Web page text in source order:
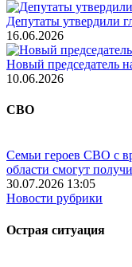
Депутаты утвердили
16.06.2026
Новый председатель
10.06.2026
СВО
Семьи героев СВО с
области смогут
30.07.2026 13:05
Новости рубрики
Острая ситуация